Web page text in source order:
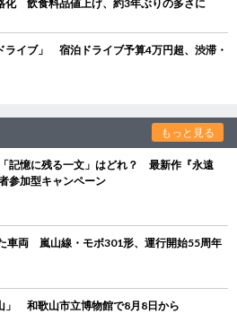
化 飲食料品値上げ、約3年ぶりの多さに
ライブ」 宿泊ドライブ予算4万円超、渋滞・
もっと見る
記憶に残る一文」はどれ？ 最新作『永遠
参加型キャンペーン
車両 嵐山線・モボ301形、運行開始55周年
」 和歌山市立博物館で8月8日から